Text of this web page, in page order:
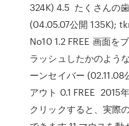
324K) 4.5 たくさんの
(04.05.07公開 135K);
No10 1.2 FREE 画面を
ラッシュしたかのよう
ーンセイバー (02.11.08
アウト 0.1 FREE 2015
クリックすると、実際